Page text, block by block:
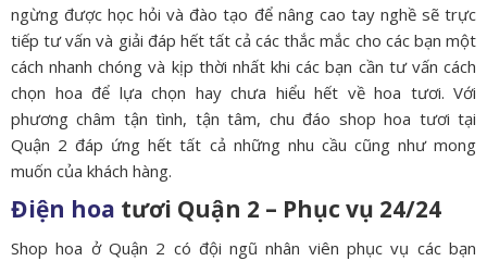
ngừng được học hỏi và đào tạo để nâng cao tay nghề sẽ trực
tiếp tư vấn và giải đáp hết tất cả các thắc mắc cho các bạn một
cách nhanh chóng và kịp thời nhất khi các bạn cần tư vấn cách
chọn hoa để lựa chọn hay chưa hiểu hết về hoa tươi. Với
phương châm tận tình, tận tâm, chu đáo shop hoa tươi tại
Quận 2 đáp ứng hết tất cả những nhu cầu cũng như mong
muốn của khách hàng.
Điện hoa tươi Quận 2 – Phục vụ 24/24
Shop hoa ở Quận 2 có đội ngũ nhân viên phục vụ các bạn